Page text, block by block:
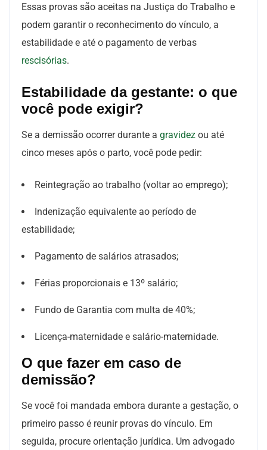
Essas provas são aceitas na Justiça do Trabalho e
podem garantir o reconhecimento do vínculo, a
estabilidade e até o pagamento de verbas
rescisórias.
Estabilidade da gestante: o que
você pode exigir?
Se a demissão ocorrer durante a gravidez ou até
cinco meses após o parto, você pode pedir:
Reintegração ao trabalho (voltar ao emprego);
Indenização equivalente ao período de
estabilidade;
Pagamento de salários atrasados;
Férias proporcionais e 13º salário;
Fundo de Garantia com multa de 40%;
Licença-maternidade e salário-maternidade.
O que fazer em caso de
demissão?
Se você foi mandada embora durante a gestação, o
primeiro passo é reunir provas do vínculo. Em
seguida, procure orientação jurídica. Um advogado